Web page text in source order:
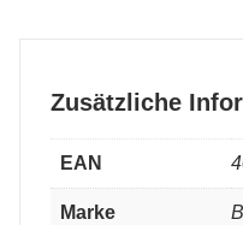
Zusätzliche
EAN
Marke